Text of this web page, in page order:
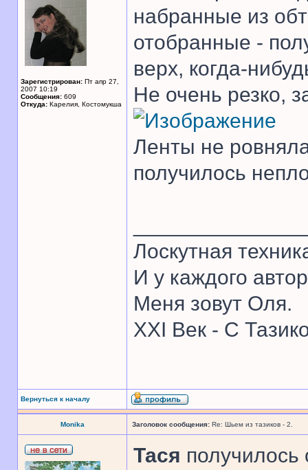
Зарегистрирован: Пт апр 27,
2007 10:19
Сообщения: 609
Откуда: Карелия, Костомукша
набранные из
отобранные -
верх, когда-
Не очень резко,
Ленты не
получилось
Лоскутная
И у каждого
Меня зовут Оля.
XXI Век - С
Вернуться к началу
Monika Заголовок сообщения: Re: Шьем из тазиков - 2.
Тася